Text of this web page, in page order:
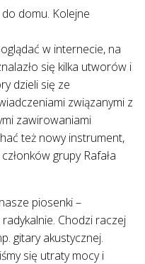
domu. Kolejne
w internecie, na
się kilka utworów i
dzieli się ze
związanymi z
zawirowaniami
też nowy instrument,
grupy Rafała
piosenki –
Chodzi raczej
gitary akustycznej.
się utraty mocy i